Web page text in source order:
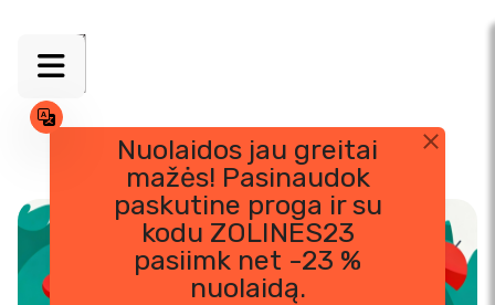
content
Nuolaidos jau greitai
mažės! Pasinaudok
paskutine proga ir su
kodu ZOLINES23
pasiimk net -23 %
nuolaidą.